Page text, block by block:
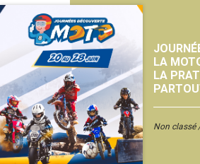
LA
LA
Non classé